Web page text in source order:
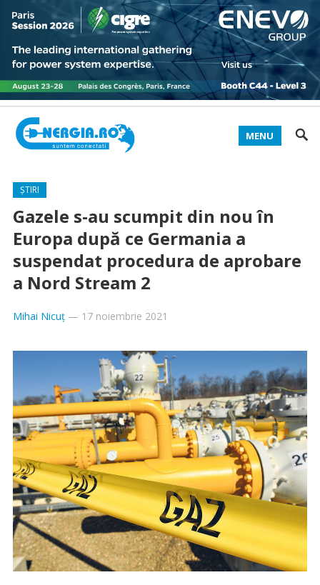
MENU
ȘTIRI
Gazele s-au scumpit din nou în
Europa după ce Germania a
suspendat procedura de aprobare
a Nord Stream 2
Mihai Nicuț— 17 noiembrie 2021